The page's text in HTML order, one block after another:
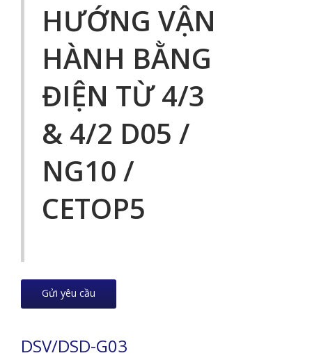
HƯỚNG VẬN
HÀNH BẰNG
ĐIỆN TỪ 4/3
& 4/2 D05 /
NG10 /
CETOP5
Gửi yêu cầu
DSV/DSD-G03